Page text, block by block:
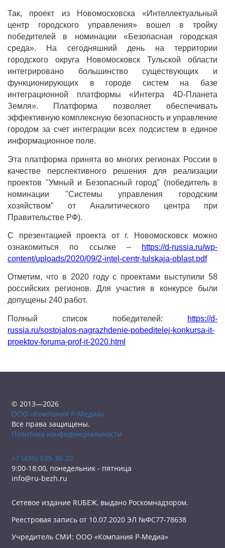
Так, проект из Новомосковска «Интеллектуальный
центр городского управления» вошел в тройку
победителей в номинации «Безопасная городская
среда». На сегодняшний день на территории
городского округа Новомосковск Тульской области
интегрировано большинство существующих и
функционирующих в городе систем на базе
интеграционной платформы «Интегра 4D-Планета
Земля». Платформа позволяет обеспечивать
эффективную комплексную безопасность и управление
городом за счет интеграции всех подсистем в единое
информационное поле.
Эта платформа принята во многих регионах России в
качестве перспективного решения для реализации
проектов "Умный и Безопасный город" (победитель в
номинации "Системы управления городским
хозяйством" от Аналитического центра при
Правительстве РФ).
С презентацией проекта от г. Новомосковск можно
ознакомиться по ссылке –
https://d-russia.ru/wp-
content/uploads/2020/09/2-intel-centr-tulskaja-oblast.pdf
Отметим, что в 2020 году с проектами выступили 58
российских регионов. Для участия в конкурсе были
допущены 240 работ.
Полный список победителей:
https://d-
russia.ru/sostojalos-nagrazhdenie-pobeditelej-konkursa-it-
proektov-foruma-prof-it-2020.html
© 2013—2026
ООО «Компания Р-Медиа»
Все права защищены.
Политика конфиденциальности
+7 (495) 539-30-20
9:00-18:00, понедельник - пятница
info@ru-bezh.ru
Сетевое издание RUБЕЖ, выдано Роскомнадзором.
Реестровая запись от 10.07.2020 ЭЛ №ФС77-78638
Учредитель СМИ: ООО «Компания Р-Медиа»